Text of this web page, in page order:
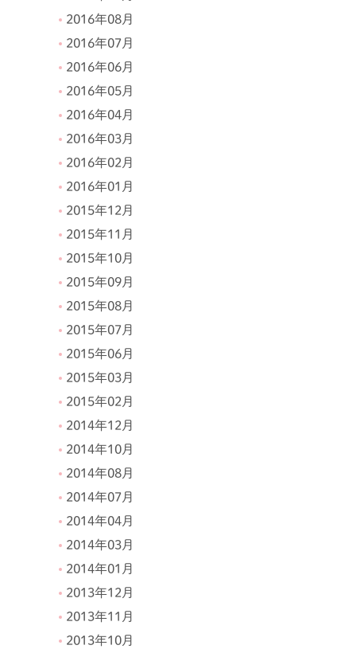
2016年08月
2016年07月
2016年06月
2016年05月
2016年04月
2016年03月
2016年02月
2016年01月
2015年12月
2015年11月
2015年10月
2015年09月
2015年08月
2015年07月
2015年06月
2015年03月
2015年02月
2014年12月
2014年10月
2014年08月
2014年07月
2014年04月
2014年03月
2014年01月
2013年12月
2013年11月
2013年10月